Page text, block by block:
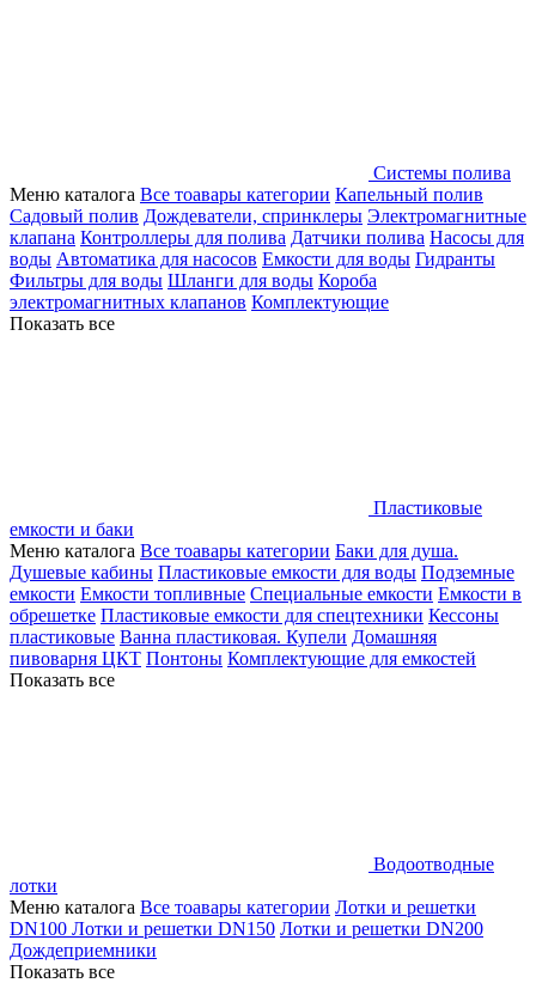
Системы полива
Меню каталога Все тоавары категории Капельный полив
Садовый полив Дождеватели, спринклеры Электромагнитные
клапана Контроллеры для полива Датчики полива Насосы для
воды Автоматика для насосов Емкости для воды Гидранты
Фильтры для воды Шланги для воды Короба
электромагнитных клапанов Комплектующие
Показать все
Пластиковые
емкости и баки
Меню каталога Все тоавары категории Баки для душа.
Душевые кабины Пластиковые емкости для воды Подземные
емкости Емкости топливные Специальные емкости Емкости в
обрешетке Пластиковые емкости для спецтехники Кессоны
пластиковые Ванна пластиковая. Купели Домашняя
пивоварня ЦКТ Понтоны Комплектующие для емкостей
Показать все
Водоотводные
лотки
Меню каталога Все тоавары категории Лотки и решетки
DN100 Лотки и решетки DN150 Лотки и решетки DN200
Дождеприемники
Показать все